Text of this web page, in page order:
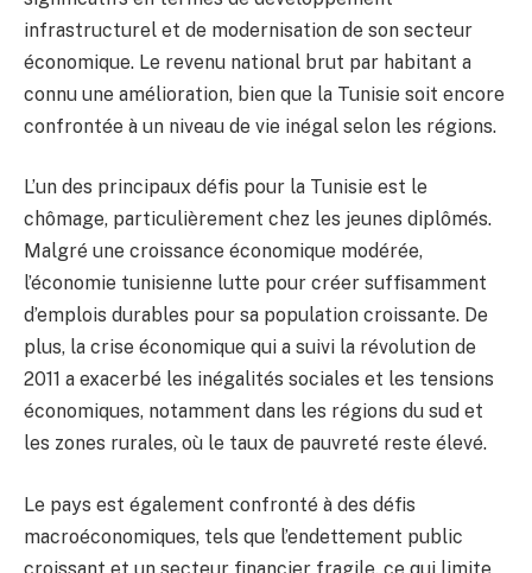
infrastructurel et de modernisation de son secteur
économique. Le revenu national brut par habitant a
connu une amélioration, bien que la Tunisie soit encore
confrontée à un niveau de vie inégal selon les régions.
L’un des principaux défis pour la Tunisie est le
chômage, particulièrement chez les jeunes diplômés.
Malgré une croissance économique modérée,
l’économie tunisienne lutte pour créer suffisamment
d’emplois durables pour sa population croissante. De
plus, la crise économique qui a suivi la révolution de
2011 a exacerbé les inégalités sociales et les tensions
économiques, notamment dans les régions du sud et
les zones rurales, où le taux de pauvreté reste élevé.
Le pays est également confronté à des défis
macroéconomiques, tels que l’endettement public
croissant et un secteur financier fragile, ce qui limite